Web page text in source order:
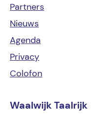
Partners
Nieuws
Agenda
Privacy
Colofon
Waalwijk Taalrijk